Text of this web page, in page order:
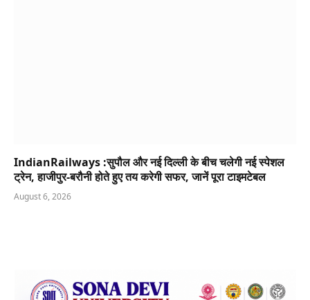
IndianRailways :सुपौल और नई दिल्ली के बीच चलेगी नई स्पेशल
ट्रेन, हाजीपुर-बरौनी होते हुए तय करेगी सफर, जानें पूरा टाइमटेबल
August 6, 2026